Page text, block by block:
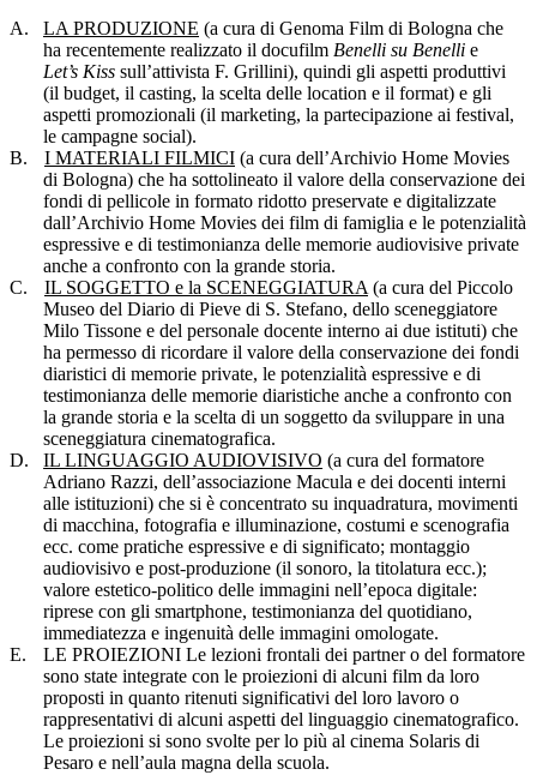
A.
LA PRODUZIONE (a cura di Genoma Film di Bologna che
ha recentemente realizzato il docufilm Benelli su Benelli e
Let’s Kiss sull’attivista F. Grillini), quindi gli aspetti produttivi
(il budget, il casting, la scelta delle location e il format) e gli
aspetti promozionali (il marketing, la partecipazione ai festival,
le campagne social).
B.
I MATERIALI FILMICI (a cura dell’Archivio Home Movies
di Bologna) che ha sottolineato il valore della conservazione dei
fondi di pellicole in formato ridotto preservate e digitalizzate
dall’Archivio Home Movies dei film di famiglia e le potenzialità
espressive e di testimonianza delle memorie audiovisive private
anche a confronto con la grande storia.
C.
IL SOGGETTO e la SCENEGGIATURA (a cura del Piccolo
Museo del Diario di Pieve di S. Stefano, dello sceneggiatore
Milo Tissone e del personale docente interno ai due istituti) che
ha permesso di ricordare il valore della conservazione dei fondi
diaristici di memorie private, le potenzialità espressive e di
testimonianza delle memorie diaristiche anche a confronto con
la grande storia e la scelta di un soggetto da sviluppare in una
sceneggiatura cinematografica.
D.
IL LINGUAGGIO AUDIOVISIVO (a cura del formatore
Adriano Razzi, dell’associazione Macula e dei docenti interni
alle istituzioni) che si è concentrato su inquadratura, movimenti
di macchina, fotografia e illuminazione, costumi e scenografia
ecc. come pratiche espressive e di significato; montaggio
audiovisivo e post-produzione (il sonoro, la titolatura ecc.);
valore estetico-politico delle immagini nell’epoca digitale:
riprese con gli smartphone, testimonianza del quotidiano,
immediatezza e ingenuità delle immagini omologate.
E.
LE PROIEZIONI Le lezioni frontali dei partner o del formatore
sono state integrate con le proiezioni di alcuni film da loro
proposti in quanto ritenuti significativi del loro lavoro o
rappresentativi di alcuni aspetti del linguaggio cinematografico.
Le proiezioni si sono svolte per lo più al cinema Solaris di
Pesaro e nell’aula magna della scuola.